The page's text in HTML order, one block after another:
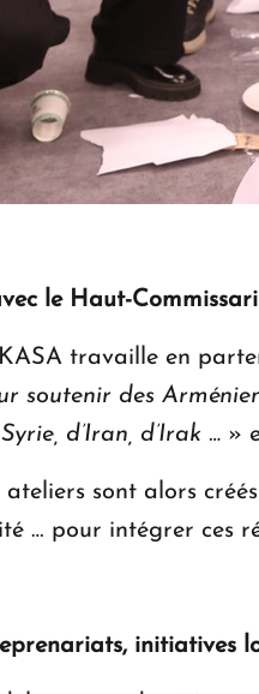
le Haut-
KASA travaille en
soutenir des
d’Iran, d’Irak … »
sont alors
… pour intégrer ces
initiatives